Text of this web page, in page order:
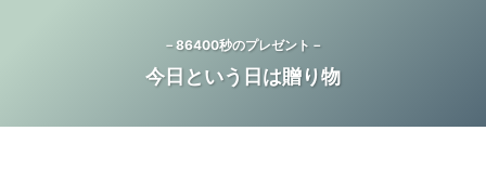
－86400秒のプレゼント－
今日という日は贈り物